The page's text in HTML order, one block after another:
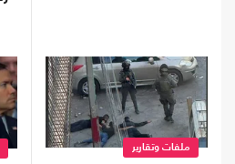
ملفات وتقارير